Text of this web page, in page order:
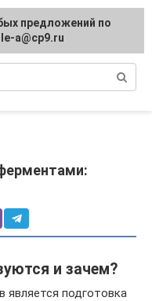
и зачем?
является подготовка
предложений по
a@cp9.ru